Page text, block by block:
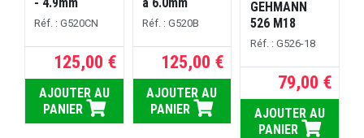
- 4.9mm
Réf. : G520CN
125,00 €
AJOUTER AU
PANIER
à 6.0mm
Réf. : G520B
125,00 €
AJOUTER AU
PANIER
GEHMANN
526 M18
Réf. : G526-18
79,00 €
AJOUTER AU
PANIER